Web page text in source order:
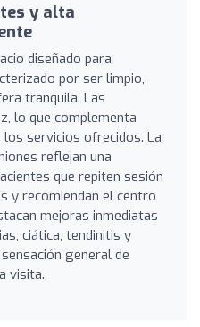
y alta
diseñado para
por ser limpio,
tranquila. Las
lo que complementa
servicios ofrecidos. La
reflejan una
que repiten sesión
y recomiendan el centro
mejoras inmediatas
ciática, tendinitis y
general de
visita.